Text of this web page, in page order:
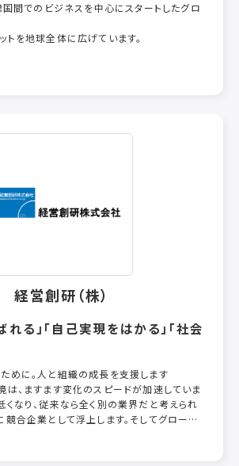
間でのビジネスを中心にスタートしたグロ
トを地球全体に広げています。
経営創研（株）
れる」「自己実現をはかる」「社会
めに。人と組織の成長を支援します
は、ますます変化のスピードが加速していま
くなり、従来なら全く別の業界だと考えられ
競合企業として浮上します。そしてグローバ